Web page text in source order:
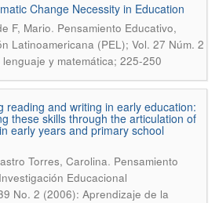
Change Necessity in Education
F, Mario. Pensamiento Educativo,
Latinoamericana (PEL); Vol. 27 Núm. 2
y matemática; 225-250
reading and writing in early education:
these skills through the articulation of
early years and primary school
Torres, Carolina. Pensamiento
Educacional
No. 2 (2006): Aprendizaje de la